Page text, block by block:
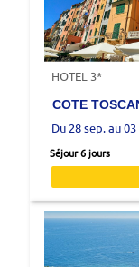
HOTEL 3*
COTE
Du 28 sep. au
Séjour 6 jours